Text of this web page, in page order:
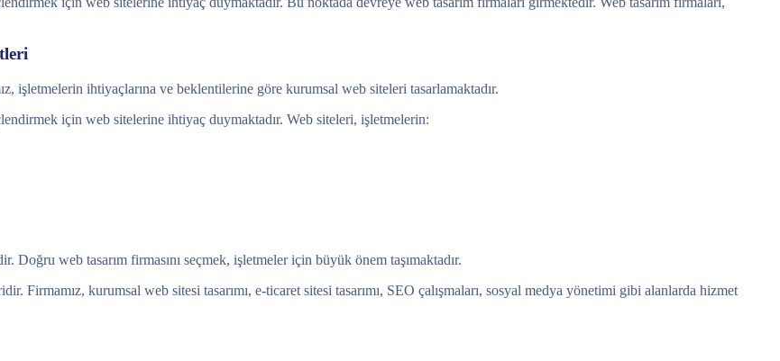
işletmelerin ihtiyaçlarına ve beklentilerine göre kurumsal web siteleri tasarlamaktadır.
için web sitelerine ihtiyaç duymaktadır. Web siteleri, işletmelerin:
web tasarım firmasını seçmek, işletmeler için büyük önem taşımaktadır.
Firmamız, kurumsal web sitesi tasarımı, e-ticaret sitesi tasarımı, SEO çalışmaları, sosyal medya yönetimi gibi alanlarda hizmet